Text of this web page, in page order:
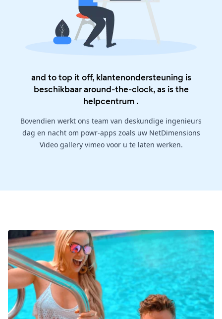
and to top it off, klantenondersteuning is
beschikbaar around-the-clock, as is the
helpcentrum .
Bovendien werkt ons team van deskundige ingenieurs
dag en nacht om powr-apps zoals uw NetDimensions
Video gallery vimeo voor u te laten werken.